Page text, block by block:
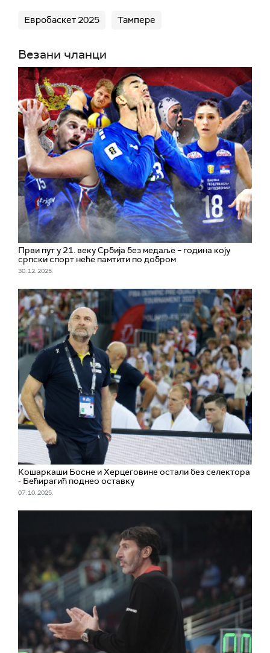
Евробаскет 2025 Тампере
Везани чланци
Први пут у 21. веку Србија без медаље – година коју
српски спорт неће памтити по добром
30. 12. 2025.
Кошаркаши Босне и Херцеговине остали без селектора
- Бећирагић поднео оставку
07. 10. 2025.